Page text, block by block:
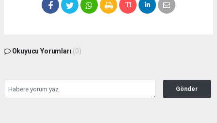
Okuyucu Yorumları (0)
Gönder